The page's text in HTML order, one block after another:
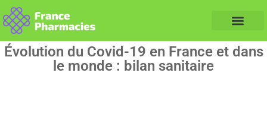
Évolution du Covid-19 en France et dans
le monde : bilan sanitaire